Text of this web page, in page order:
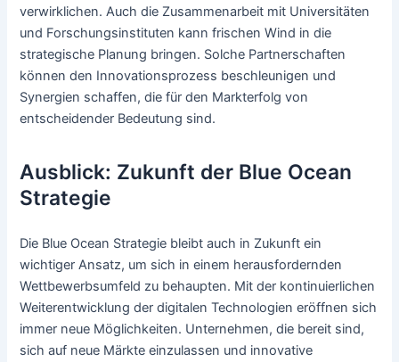
verwirklichen. Auch die Zusammenarbeit mit Universitäten
und Forschungsinstituten kann frischen Wind in die
strategische Planung bringen. Solche Partnerschaften
können den Innovationsprozess beschleunigen und
Synergien schaffen, die für den Markterfolg von
entscheidender Bedeutung sind.
Ausblick: Zukunft der Blue Ocean
Strategie
Die Blue Ocean Strategie bleibt auch in Zukunft ein
wichtiger Ansatz, um sich in einem herausfordernden
Wettbewerbsumfeld zu behaupten. Mit der kontinuierlichen
Weiterentwicklung der digitalen Technologien eröffnen sich
immer neue Möglichkeiten. Unternehmen, die bereit sind,
sich auf neue Märkte einzulassen und innovative